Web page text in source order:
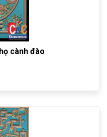
cành đào